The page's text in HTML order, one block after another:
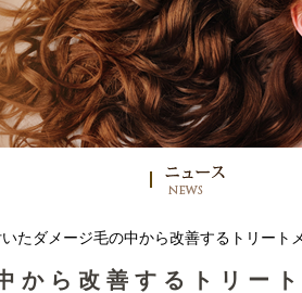
たダメージ毛の中から改善するトリート
から改善するトリート